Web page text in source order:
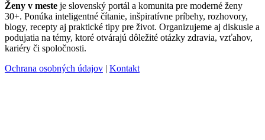
Ženy v meste je slovenský portál a komunita pre moderné ženy
30+. Ponúka inteligentné čítanie, inšpiratívne príbehy, rozhovory,
blogy, recepty aj praktické tipy pre život. Organizujeme aj diskusie a
podujatia na témy, ktoré otvárajú dôležité otázky zdravia, vzťahov,
kariéry či spoločnosti.
Ochrana osobných údajov
Kontakt